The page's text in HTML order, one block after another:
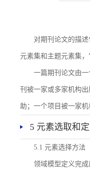
对期刊论文的描
元素集和主题元素集
一篇期刊论文由
刊被一家或多家机构
助；一个项目被一家
5 元素选取和
5.1 元素选择方法
领域模型定义完